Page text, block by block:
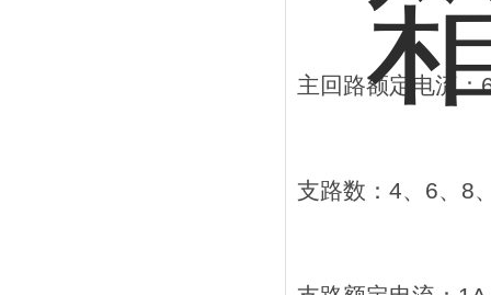
主回路额定电流：
支路数：4、6、8